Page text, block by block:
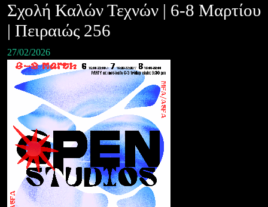
Σχολή Καλών Τεχνών | 6-8 Μαρτίου
| Πειραιώς 256
27/02/2026